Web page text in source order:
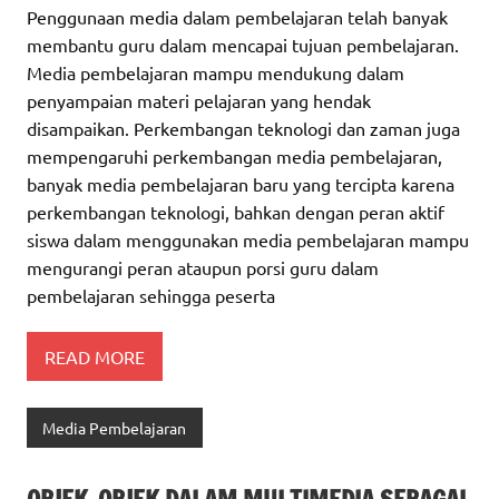
Penggunaan media dalam pembelajaran telah banyak
membantu guru dalam mencapai tujuan pembelajaran.
Media pembelajaran mampu mendukung dalam
penyampaian materi pelajaran yang hendak
disampaikan. Perkembangan teknologi dan zaman juga
mempengaruhi perkembangan media pembelajaran,
banyak media pembelajaran baru yang tercipta karena
perkembangan teknologi, bahkan dengan peran aktif
siswa dalam menggunakan media pembelajaran mampu
mengurangi peran ataupun porsi guru dalam
pembelajaran sehingga peserta
READ MORE
Media Pembelajaran